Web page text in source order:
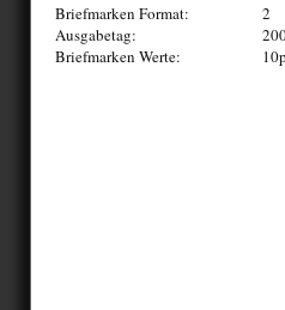
Briefmarken Format:
2
Ausgabetag:
Briefmarken Werte: